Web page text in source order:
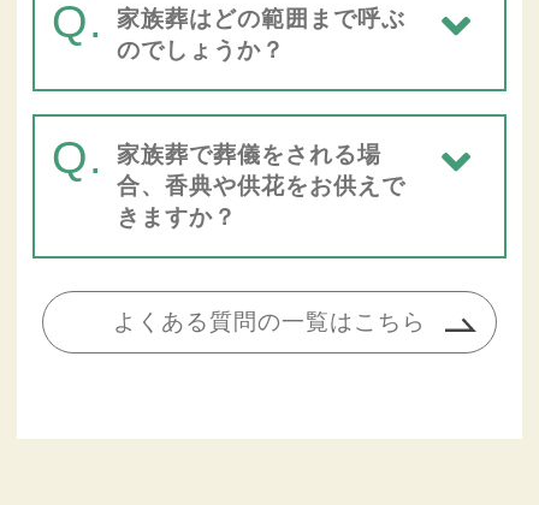
Q.
家族葬はどの範囲まで呼ぶ
のでしょうか？
Q.
家族葬で葬儀をされる場
合、香典や供花をお供えで
きますか？
よくある質問の一覧はこちら